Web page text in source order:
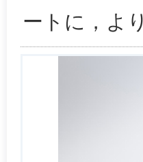
ートに，よ